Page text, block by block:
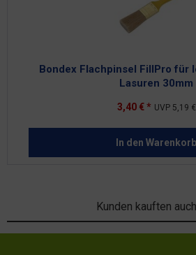
Bondex Flachpinsel FillPro für
Lasuren 30mm
3,40 € * UVP 5,19 €
In den Warenkorb
Kunden kauften auch